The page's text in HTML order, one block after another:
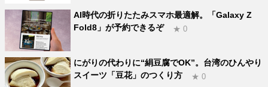
AI時代の折りたたみスマホ最適解。「Galaxy Z
Fold8」が予約できるぞ
★ 0
にがりの代わりに“絹豆腐でOK”。台湾のひんやり
スイーツ「豆花」のつくり方
★ 0